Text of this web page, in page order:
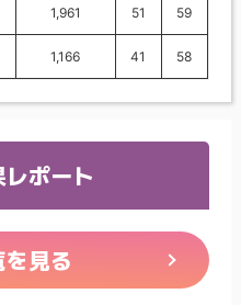
1,961 51 59
1,166 41 58
ポート
見る